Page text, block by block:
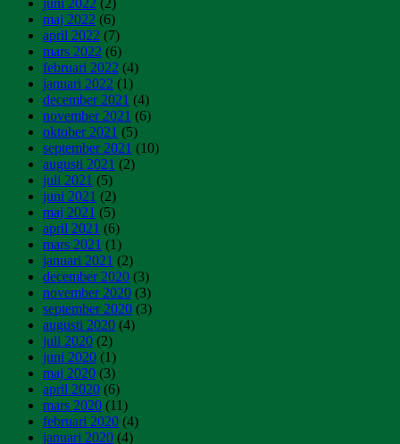
juni 2022 (2)
maj 2022 (6)
april 2022 (7)
mars 2022 (6)
februari 2022 (4)
januari 2022 (1)
december 2021 (4)
november 2021 (6)
oktober 2021 (5)
september 2021 (10)
augusti 2021 (2)
juli 2021 (5)
juni 2021 (2)
maj 2021 (5)
april 2021 (6)
mars 2021 (1)
januari 2021 (2)
december 2020 (3)
november 2020 (3)
september 2020 (3)
augusti 2020 (4)
juli 2020 (2)
juni 2020 (1)
maj 2020 (3)
april 2020 (6)
mars 2020 (11)
februari 2020 (4)
januari 2020 (4)